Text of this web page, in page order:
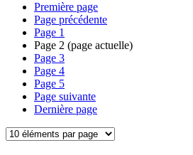
Première page
Page précédente
Page 1
Page 2 (page actuelle)
Page 3
Page 4
Page 5
Page suivante
Dernière page